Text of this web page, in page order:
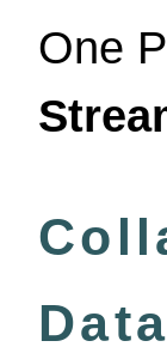
One
Data